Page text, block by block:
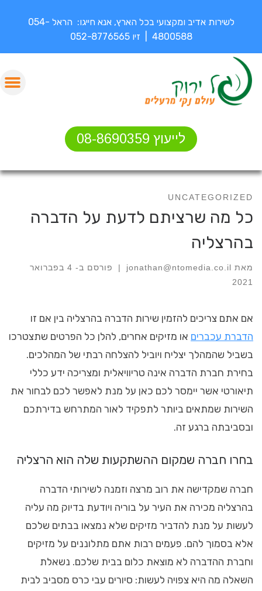
לשירות אדיב ומקצועי בכל הארץ, אנא חייגו: הראל 054-
4800588 | זיו 052-8776565
לייעוץ 08-8690359
UNCATEGORIZED
כל מה שרציתם לדעת על הדברה
בהרצליה
מאת jonathan@ntomedia.co.il
| פורסם ב-
4 בפברואר
2021
אם אתם צריכים להזמין שירות הדברה בהרצליה בין אם זו
הדברת עכברים או מזיקים אחרים, להלן כל הפרטים שתצטרכו
בשביל שהמהלך יצליח ויוביל להצלחה רבתי של המהלכים.
בחירת חברת הדברה אינה טריוויאלית ומצריכה ידע כללי
תיאורטי אשר יימסר לכם כאן על מנת לאפשר לכם לבחור את
השירות שמתאים ביותר לתפקיד לאור המתרחש בדירתכם
ובסביבתה ברגע זה.
בחרו חברה שמקום ההשתקעות שלה הוא הרצליה
חברה שמקדישה את רוב מרצה וזמנה לשירותי הדברה
בהרצליה מכירה את העיר על בוריה ויודעת בדיוק מה עליה
לעשות על מנת להדביר מזיקים שלא נמצאו בבתים שלכם
אלא בסמוך להם. פעמים רבות אתם מתלוננים על מזיקים
וחברת ההדברה לא מוצאת כלום בבית שלכם. נשאלת
השאלה מה היא צפויה לעשות: סיורים עבי כרס מסביב לבית